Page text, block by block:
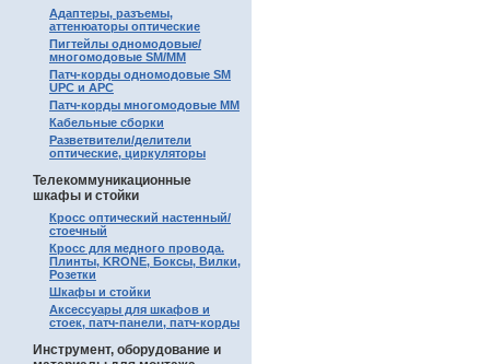
Адаптеры, разъемы,
аттенюаторы оптические
Пигтейлы одномодовые/
многомодовые SM/MM
Патч-корды одномодовые SM
UPC и APC
Патч-корды многомодовые MM
Кабельные сборки
Разветвители/делители
оптические, циркуляторы
Телекоммуникационные
шкафы и стойки
Кросс оптический настенный/
стоечный
Кросс для медного провода.
Плинты, KRONE, Боксы, Вилки,
Розетки
Шкафы и стойки
Аксессуары для шкафов и
стоек, патч-панели, патч-корды
Инструмент, оборудование и